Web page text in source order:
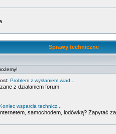
Sprawy techniczne
Problem z wysłaniem wiad...
z działaniem forum
wsparcia technicz...
samochodem, lodówką? Zapytać